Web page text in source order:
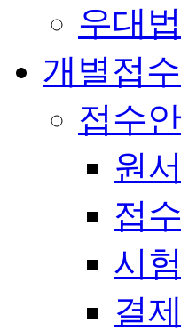
우대
개별접수
접수
원
접
시
결